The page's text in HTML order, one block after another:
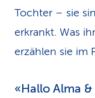
Tochter – sie
erkrankt. Was
erzählen sie im
«Hallo Alma